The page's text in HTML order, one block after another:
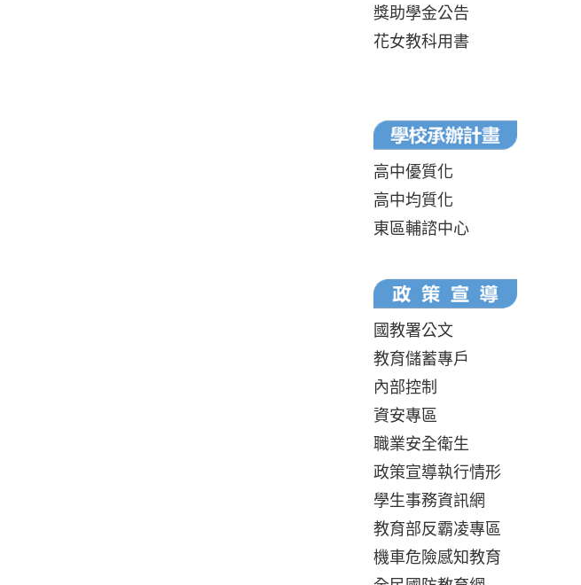
獎助學金公告
花女教科用書
高中優質化
高中均質化
東區輔諮中心
國教署公文
教育儲蓄專戶
內部控制
資安專區
職業安全衛生
政策宣導執行情形
學生事務資訊網
教育部反霸凌專區
機車危險感知教育